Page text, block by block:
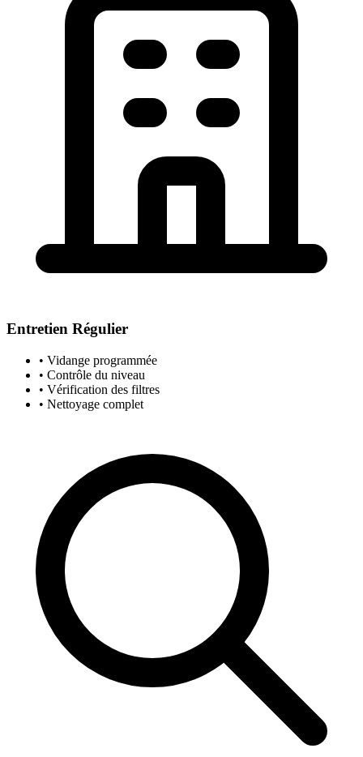
Entretien Régulier
• Vidange programmée
• Contrôle du niveau
• Vérification des filtres
• Nettoyage complet